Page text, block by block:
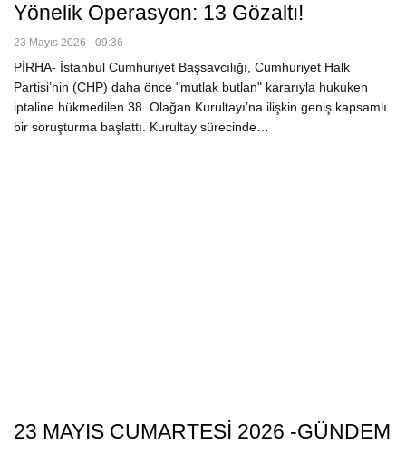
Yönelik Operasyon: 13 Gözaltı!
23 Mayıs 2026 - 09:36
PİRHA- İstanbul Cumhuriyet Başsavcılığı, Cumhuriyet Halk
Partisi’nin (CHP) daha önce "mutlak butlan" kararıyla hukuken
iptaline hükmedilen 38. Olağan Kurultayı’na ilişkin geniş kapsamlı
bir soruşturma başlattı. Kurultay sürecinde…
23 MAYIS CUMARTESİ 2026 -GÜNDEM